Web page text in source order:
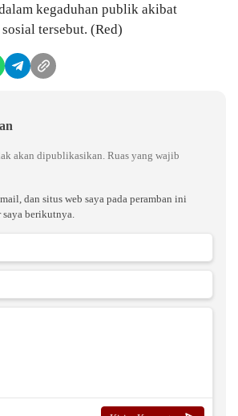
kegaduhan publik akibat
tersebut. (Red)
akan dipublikasikan. Ruas yang wajib
dan situs web saya pada peramban ini
berikutnya.